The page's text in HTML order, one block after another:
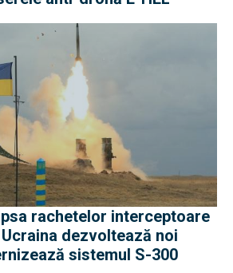
rachetelor interceptoare
dezvoltează noi
sistemul S-300